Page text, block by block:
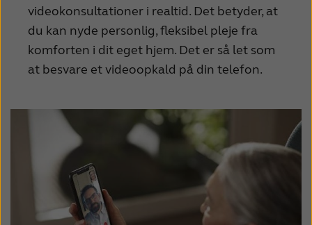
videokonsultationer i realtid. Det betyder, at
du kan nyde personlig, fleksibel pleje fra
komforten i dit eget hjem. Det er så let som
at besvare et videoopkald på din telefon.